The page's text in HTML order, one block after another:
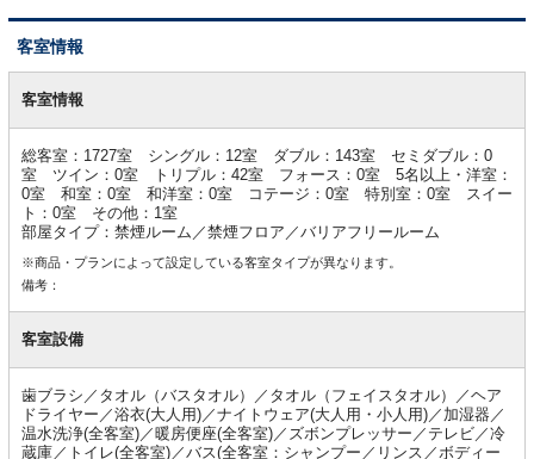
客室情報
室客室情報
総客室：1727室 シングル：12室 ダブル：143室 セミダブル：0
室 ツイン：0室 トリプル：42室 フォース：0室 5名以上・洋室：
0室 和室：0室 和洋室：0室 コテージ：0室 特別室：0室 スイー
ト：0室 その他：1室
部屋タイプ：禁煙ルーム／禁煙フロア／バリアフリールーム
※商品・プランによって設定している客室タイプが異なります。
備考：
客室設備
歯ブラシ／タオル（バスタオル）／タオル（フェイスタオル）／ヘア
ドライヤー／浴衣(大人用)／ナイトウェア(大人用・小人用)／加湿器／
温水洗浄(全客室)／暖房便座(全客室)／ズボンプレッサー／テレビ／冷
蔵庫／トイレ(全客室)／バス(全客室：シャンプー／リンス／ボディー